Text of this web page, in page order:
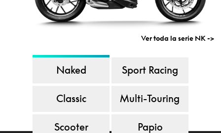
Ver toda la serie NK->
Naked Sport Racing
Classic Multi-Touring
Scooter Papio